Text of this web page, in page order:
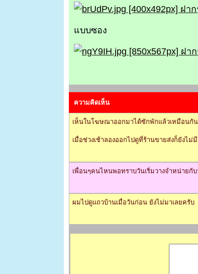
แบบซอง
ความคิดเห็น
เห็นในโฆษณาออกมาได้ซักพักแล้วเหมือนกั
เมื่อช่วงเช้าลองออกไปดูที่ร้านขายส่งก็ยังไ
เพื่อนๆคนไหนพอทราบวันเริ่มวางจำหน่าย
ผมไปดูแถวบ้านเมื่อวันก่อน ยังไม่มาเลยครั